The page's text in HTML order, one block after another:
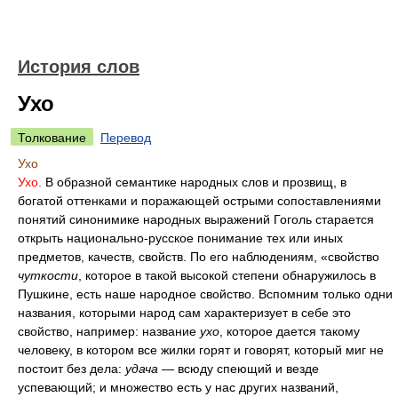
История слов
Ухо
Толкование
Перевод
Ухо
Ухо. В образной семантике народных слов и прозвищ, в
богатой оттенками и поражающей острыми сопоставлениями
понятий синонимике народных выражений Гоголь старается
открыть национально-русское понимание тех или иных
предметов, качеств, свойств. По его наблюдениям, «свойство
чуткости , которое в такой высокой степени обнаружилось в
Пушкине, есть наше народное свойство. Вспомним только одни
названия, которыми народ сам характеризует в себе это
свойство, например: название ухо , которое дается такому
человеку, в котором все жилки горят и говорят, который миг не
постоит без дела: удача — всюду спеющий и везде
успевающий; и множество есть у нас других названий,